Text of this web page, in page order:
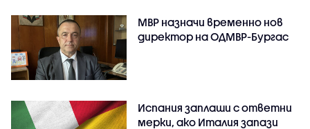
МВР назначи временно нов
директор на ОДМВР-Бургас
Испания заплаши с ответни
мерки, ако Италия запази